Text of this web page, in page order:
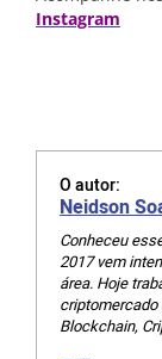
Instagram
O autor:
Neidson
Conheceu
2017 vem
área. Hoje
Blockchain,